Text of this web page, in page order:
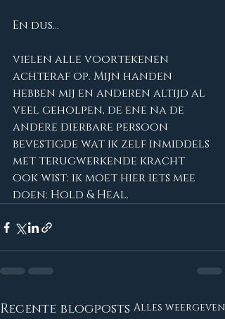
En dus...
vielen alle voortekenen
achteraf op. Mijn handen
hebben mij en anderen altijd al
veel geholpen, de ene na de
andere dierbare persoon
bevestigde wat ik zelf inmiddels
met terugwerkende kracht
ook wist: ik moet hier iets mee
doen: Hold & Heal.
Recente blogposts Alles weergeven